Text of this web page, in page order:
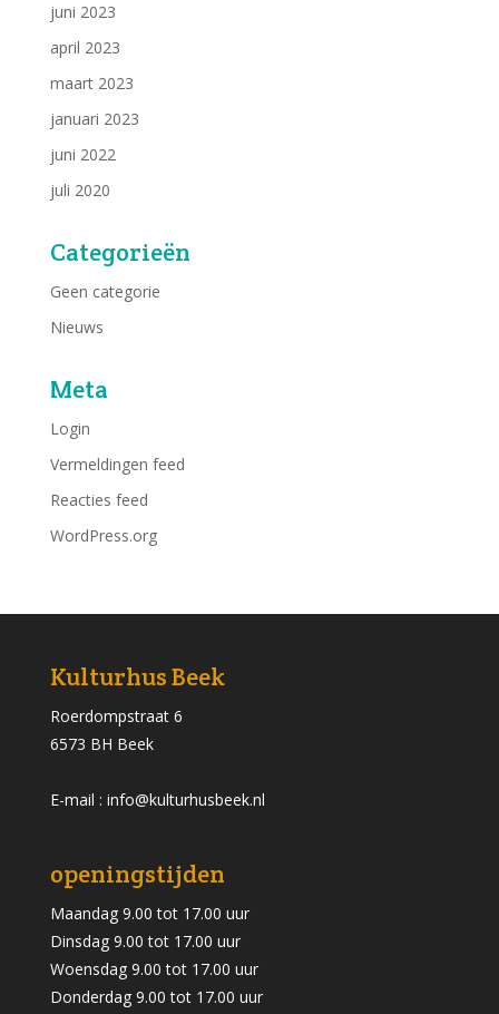
juni 2023
april 2023
maart 2023
januari 2023
juni 2022
juli 2020
Categorieën
Geen categorie
Nieuws
Meta
Login
Vermeldingen feed
Reacties feed
WordPress.org
Kulturhus Beek
Roerdompstraat 6
6573 BH Beek
E-mail : info@kulturhusbeek.nl
openingstijden
Maandag 9.00 tot 17.00 uur
Dinsdag 9.00 tot 17.00 uur
Woensdag 9.00 tot 17.00 uur
Donderdag 9.00 tot 17.00 uur